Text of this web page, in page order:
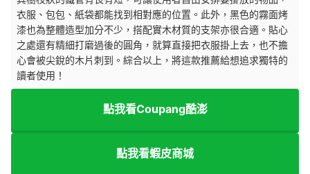
衣服、包包、紙袋都能找到相對應的位置。此外，黑色的霧面烤
漆也為整體造型加分不少，搭配實木材質的支架亦很合適。貼心
之處還有精細打磨過後的圓角，就算直接把衣服掛上去，也不擔
心會被尖銳的木片刺到。綜合以上，將這款推薦給想追求獨特的
讀者使用！
點我看Coupang酷澎
點我看蝦皮商城